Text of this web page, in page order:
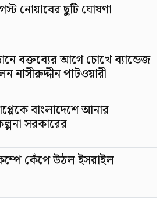
নোয়াবের ছুটি ঘোষণা
বক্তব্যের আগে চোখে ব্যান্ডেজ
নাসীরুদ্দীন পাটওয়ারী
বাংলাদেশে আনার
সরকারের
কেঁপে উঠল ইসরাইল